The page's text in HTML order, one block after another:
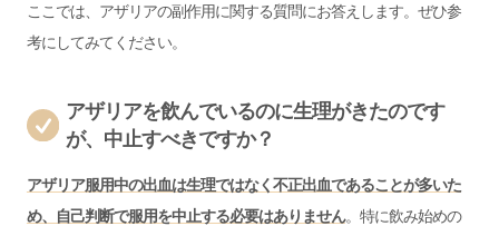
ここでは、アザリアの副作用に関する質問にお答えします。ぜひ参
考にしてみてください。
アザリアを飲んでいるのに生理がきたのです
が、中止すべきですか？
アザリア服用中の出血は生理ではなく不正出血であることが多いた
め、自己判断で服用を中止する必要はありません。特に飲み始めの